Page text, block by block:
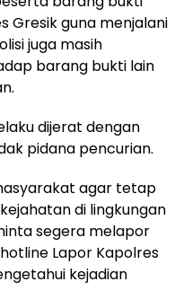
Gresik guna menjalani
juga masih
barang bukti lain
dijerat dengan
pidana pencurian.
agar tetap
di lingkungan
segera melapor
Lapor Kapolres
kejadian